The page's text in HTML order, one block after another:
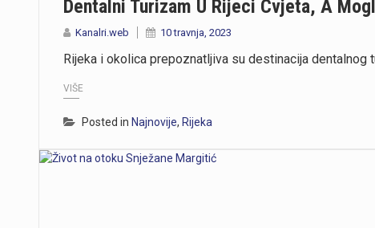
Dentalni Turizam U Rijeci Cvjeta, A
Kanalri.web 10 travnja, 2023
Rijeka i okolica prepoznatljiva su destinacija
VIŠE
Posted in Najnovije, Rijeka